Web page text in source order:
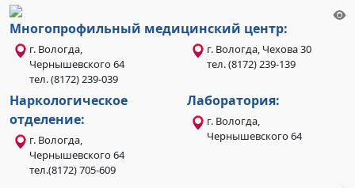
Многопрофильный медицинский центр:
г. Вологда,
Чернышевского 64
тел. (8172) 239-039
г. Вологда, Чехова 30
тел. (8172) 239-139
Наркологическое
отделение:
г. Вологда,
Чернышевского 64
тел.(8172) 705-609
Лаборатория:
г. Вологда,
Чернышевского 64